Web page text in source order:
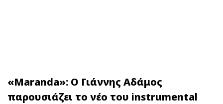
«Maranda»: Ο Γιάννης Αδάμος
παρουσιάζει το νέο του instrumental